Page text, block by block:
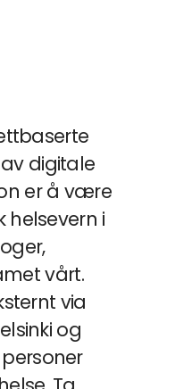
digitale
er å være
helsevern i
vårt.
via
og